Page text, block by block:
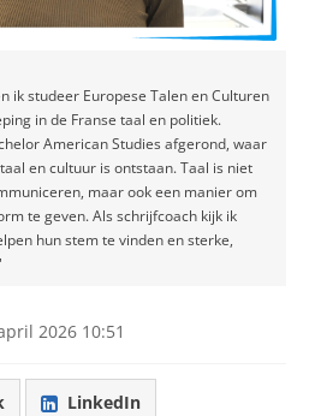
ik studeer Europese Talen en Culturen
in de Franse taal en politiek.
American Studies afgerond, waar
en cultuur is ontstaan. Taal is niet
maar ook een manier om
te geven. Als schrijfcoach kijk ik
hun stem te vinden en sterke,
2026 10:51
LinkedIn